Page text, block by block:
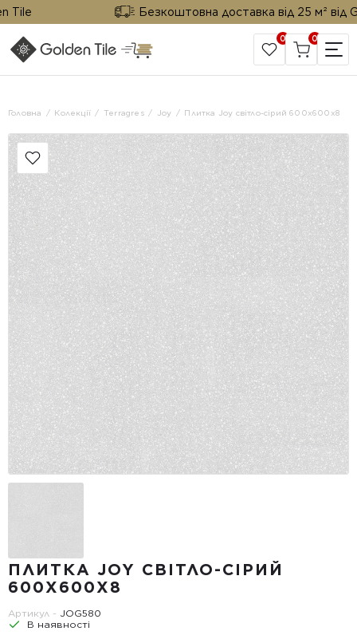
Безкоштовна доставка від 25 м² від
САЙТ КОМПАНІЇ
0 0
Головна Колекції Terragres Joy Плитка Joy світло-сірий 600x600x8
ПЛИТКА JOY СВІТЛО-СІРИЙ
600X600X8
Артикул - JOG580
В наявності